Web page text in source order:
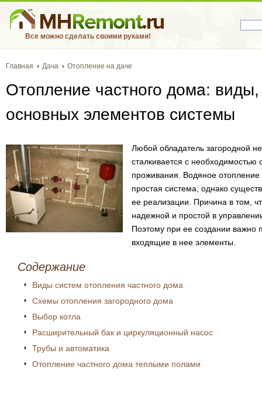
Все можно сделать своими руками!
Главная Дача Отопление на даче
Отопление частного дома:
основных элементов системы
Любой обладатель загородной
сталкивается с
проживания. Водяное
простая система, однако
ее реализации. Причина в том,
надежной и простой в
Поэтому при ее создании важно
входящие в нее элементы.
Содержание
Виды систем отопления частного дома
Схемы отопления загородного дома
Выбор котла
Расширительный бак и циркуляционный насос
Трубы и автоматика
Отопление частного дома теплыми полами